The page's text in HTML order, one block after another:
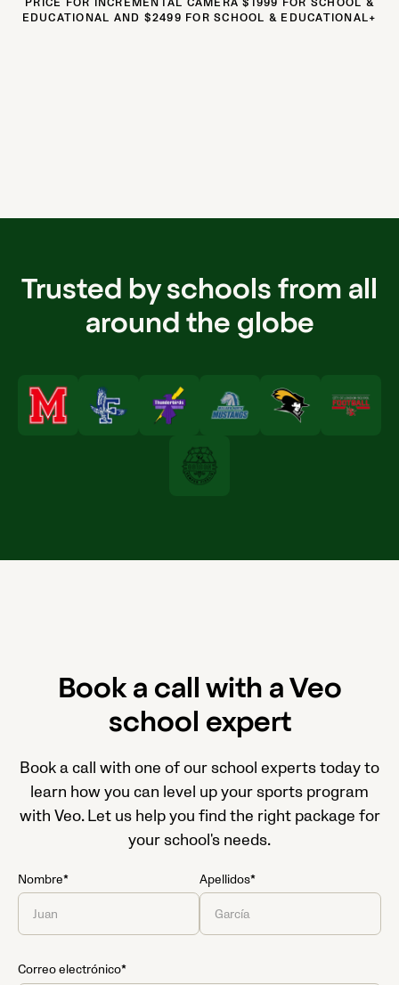
PRICE FOR INCREMENTAL CAMERA $1999 FOR SCHOOL &
EDUCATIONAL AND $2499 FOR SCHOOL & EDUCATIONAL+
Trusted by schools from all
around the globe
Book a call with a Veo
school expert
Book a call with one of our school experts today to
learn how you can level up your sports program
with Veo. Let us help you find the right package for
your school's needs.
Nombre* Apellidos*
Correo electrónico*